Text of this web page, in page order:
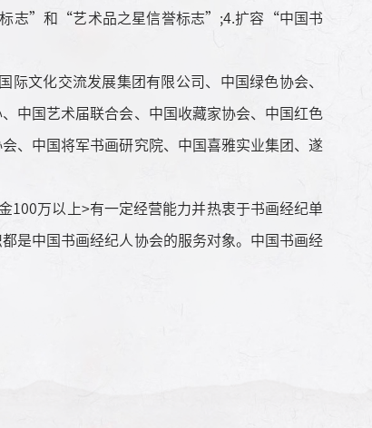
标志”和“艺术品之星信誉标志”;4.扩容“中国书
文化交流发展集团有限公司、中国绿色协会、
中国艺术届联合会、中国收藏家协会、中国红色
、中国将军书画研究院、中国喜雅实业集团、遂
万以上>有一定经营能力并热衷于书画经纪单
是中国书画经纪人协会的服务对象。中国书画经